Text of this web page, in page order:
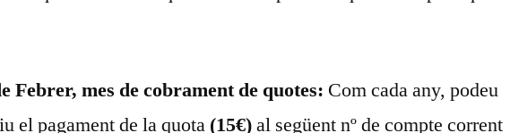
Febrer, mes de cobrament de quotes: Com cada any, podeu
el pagament de la quota (15€)al següent nº de compte corrent